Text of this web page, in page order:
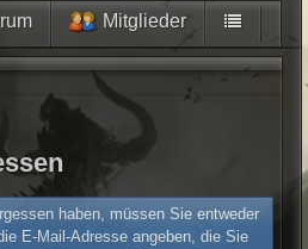
Mitglieder
haben, müssen Sie entweder
E-Mail-Adresse angeben, die Sie